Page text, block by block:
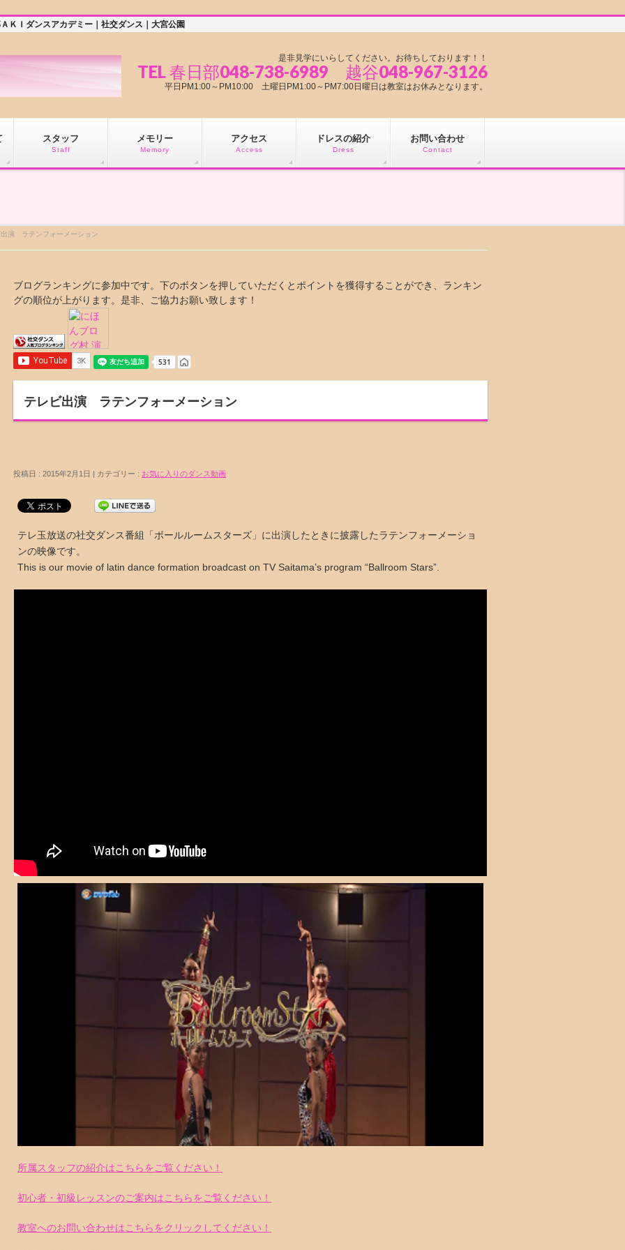
Ｉダンスアカデミー｜社交ダンス｜大宮公園
是非見学にいらしてください。お待ちしております！！
TEL 春日部048-738-6989 越谷048-967-3126
平日PM1:00～PM10:00 土曜日PM1:00～PM7:00日曜日は教室はお休みとなります。
スタッフ
Staff
メモリー
Memory
アクセス
Access
ドレスの紹介
Dress
お問い合わせ
Contact
出演 ラテンフォーメーション
ブログランキングに参加中です。下のボタンを押していただくとポイントを獲得することができ、ランキン
グの順位が上がります。是非、ご協力お願い致します！
テレビ出演 ラテンフォーメーション
投稿日 : 2015年2月1日 | カテゴリー : お気に入りのダンス動画
テレ玉放送の社交ダンス番組「ボールルームスターズ」に出演したときに披露したラテンフォーメーショ
ンの映像です。
This is our movie of latin dance formation broadcast on TV Saitama’s program “Ballroom Stars”.
所属スタッフの紹介はこちらをご覧ください！
初心者・初級レッスンのご案内はこちらをご覧ください！
教室へのお問い合わせはこちらをクリックしてください！